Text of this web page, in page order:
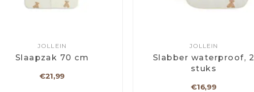
JOLLEIN
Slaapzak 70 cm
€21,99
JOLLEIN
Slabber waterproof, 2
stuks
€16,99